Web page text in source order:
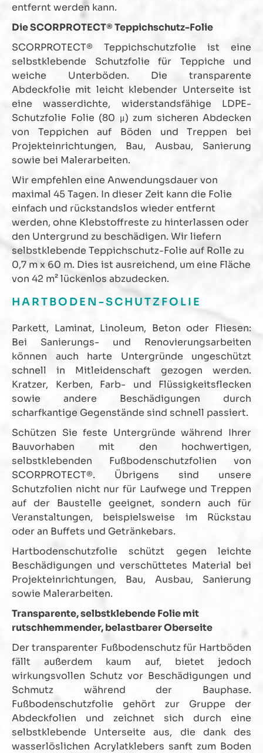
entfernt werden kann.
Die SCORPROTECT® Teppichschutz-Folie
SCORPROTECT® Teppichschutzfolie ist eine
selbstklebende Schutzfolie für Teppiche und
weiche Unterböden. Die transparente
Abdeckfolie mit leicht klebender Unterseite ist
eine wasserdichte, widerstandsfähige LDPE-
Schutzfolie Folie (80 μ) zum sicheren Abdecken
von Teppichen auf Böden und Treppen bei
Projekteinrichtungen, Bau, Ausbau, Sanierung
sowie bei Malerarbeiten.
Wir empfehlen eine Anwendungsdauer von
maximal 45 Tagen. In dieser Zeit kann die Folie
einfach und rückstandslos wieder entfernt
werden, ohne Klebstoffreste zu hinterlassen oder
den Untergrund zu beschädigen. Wir liefern
selbstklebende Teppichschutz-Folie auf Rolle zu
0,7 m x 60 m. Dies ist ausreichend, um eine Fläche
von 42 m² lückenlos abzudecken.
HARTBODEN-SCHUTZFOLIE
Parkett, Laminat, Linoleum, Beton oder Fliesen:
Bei Sanierungs- und Renovierungsarbeiten
können auch harte Untergründe ungeschützt
schnell in Mitleidenschaft gezogen werden.
Kratzer, Kerben, Farb- und Flüssigkeitsflecken
sowie andere Beschädigungen durch
scharfkantige Gegenstände sind schnell passiert.
Schützen Sie feste Untergründe während Ihrer
Bauvorhaben mit den hochwertigen,
selbstklebenden Fußbodenschutzfolien von
SCORPROTECT®. Übrigens sind unsere
Schutzfolien nicht nur für Laufwege und Treppen
auf der Baustelle geeignet, sondern auch für
Veranstaltungen, beispielsweise im Rückstau
oder an Buffets und Getränkebars.
Hartbodenschutzfolie schützt gegen leichte
Beschädigungen und verschüttetes Material bei
Projekteinrichtungen, Bau, Ausbau, Sanierung
sowie Malerarbeiten.
Transparente, selbstklebende Folie mit
rutschhemmender, belastbarer Oberseite
Der transparenter Fußbodenschutz für Hartböden
fällt außerdem kaum auf, bietet jedoch
wirkungsvollen Schutz vor Beschädigungen und
Schmutz während der Bauphase.
Fußbodenschutzfolie gehört zur Gruppe der
Abdeckfolien und zeichnet sich durch eine
selbstklebende Unterseite aus, die dank des
wasserlöslichen Acrylatklebers sanft zum Boden